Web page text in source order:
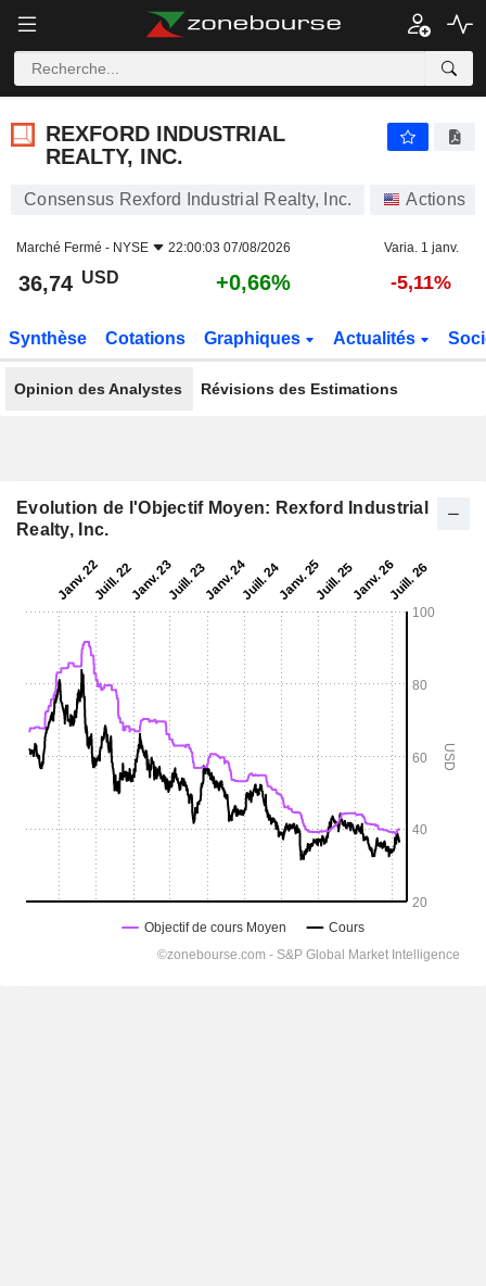
REXFORD INDUSTRIAL
REALTY, INC.
Consensus Rexford Industrial Realty, Inc. Actions
Marché Fermé - NYSE 22:00:03 07/08/2026 Varia. 1 janv.
36,74 USD +0,66% -5,11%
Synthèse Cotations Graphiques Actualités
Opinion des Analystes Révisions des Estimations
Evolution de l'Objectif Moyen: Rexford Industrial
Realty, Inc.